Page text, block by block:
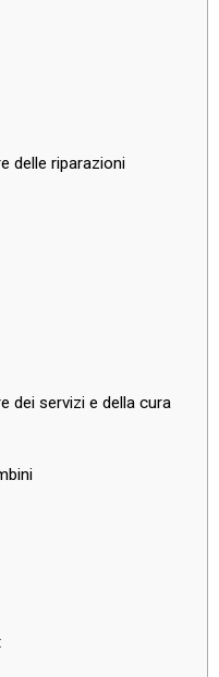
delle riparazioni
dei servizi e della cura